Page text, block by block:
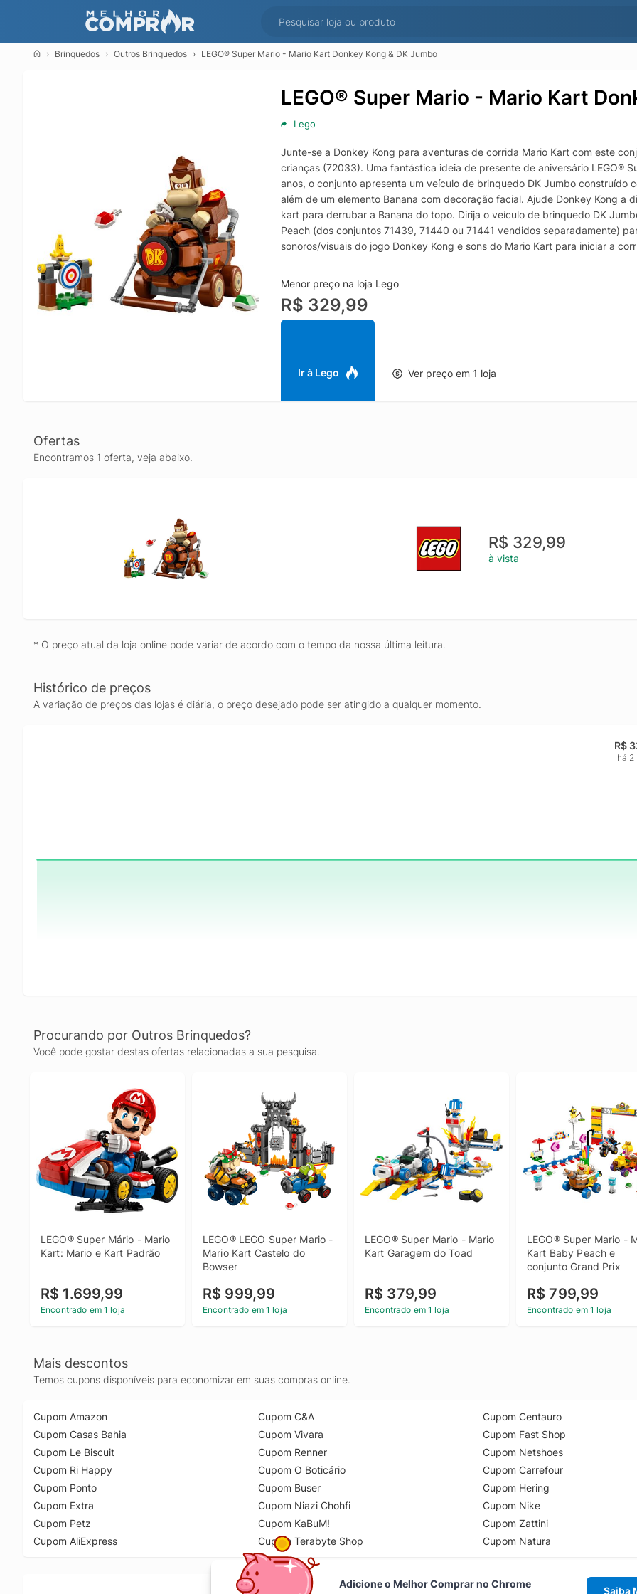
Brinquedos Outros Brinquedos LEGO® Super Mario - Mario Kart Donkey Kong & DK Jumbo
LEGO® Super Mario - Mario Kart
Lego
Junte-se a Donkey Kong para aventuras de corrida Mario Kart com este
crianças (72033). Uma fantástica ideia de presente de aniversário LEGO®
anos, o conjunto apresenta um veículo de brinquedo DK Jumbo construído
além de um elemento Banana com decoração facial. Ajude Donkey Kong a
kart para derrubar a Banana do topo. Dirija o veículo de brinquedo DK
Peach (dos conjuntos 71439, 71440 ou 71441 vendidos separadamente)
sonoros/visuais do jogo Donkey Kong e sons do Mario Kart para iniciar a
construção para este conjunto Nintendo na caixa ou no aplicativo LEGO
personagens icônicos na linha (conjuntos vendidos separadamente).
Donkey Kong em seu DK Jumbo com este conjunto LEGO® Super Mario:
de dramatização Este conjunto de brinquedos de aventura inclui uma figura
facial Veículo de brinquedo Mario Kart Coloque Donkey Kong em seu kart
Nintendo® para crianças Dê este conjunto LEGO® Super Mario para
completa de conjuntos LEGO® Super Mario: Mario Kart (vendidos
Menor preço na loja Lego
R$ 329,99
Ir à Lego Ver preço em 1 loja
Ofertas
Encontramos 1 oferta, veja abaixo.
R$ 329,99
à vista
* O preço atual da loja online pode variar de acordo com o tempo da nossa última leitura.
Histórico de preços
A variação de preços das lojas é diária, o preço desejado pode ser atingido a qualquer momento.
R$
há 2
Procurando por Outros Brinquedos?
Você pode gostar destas ofertas relacionadas a sua pesquisa.
LEGO® Super Mário - Mario
Kart: Mario e Kart Padrão
R$ 1.699,99
Encontrado em 1 loja
LEGO® LEGO Super Mario -
Mario Kart Castelo do
Bowser
R$ 999,99
Encontrado em 1 loja
LEGO® Super Mario - Mario
Kart Garagem do Toad
R$ 379,99
Encontrado em 1 loja
LEGO® Super Mario -
Kart Baby Peach e
conjunto Grand Prix
R$ 799,99
Encontrado em 1 loja
Mais descontos
Temos cupons disponíveis para economizar em suas compras online.
Cupom Amazon
Cupom Casas Bahia
Cupom Le Biscuit
Cupom Ri Happy
Cupom Ponto
Cupom Extra
Cupom Petz
Cupom AliExpress
Cupom C&A
Cupom Vivara
Cupom Renner
Cupom O Boticário
Cupom Buser
Cupom Niazi Chohfi
Cupom KaBuM!
Cupom Terabyte Shop
Cupom Centauro
Cupom Fast Shop
Cupom Netshoes
Cupom Carrefour
Cupom Hering
Cupom Nike
Cupom Zattini
Cupom Natura
Adicione o Melhor Comprar no Chrome
Saiba